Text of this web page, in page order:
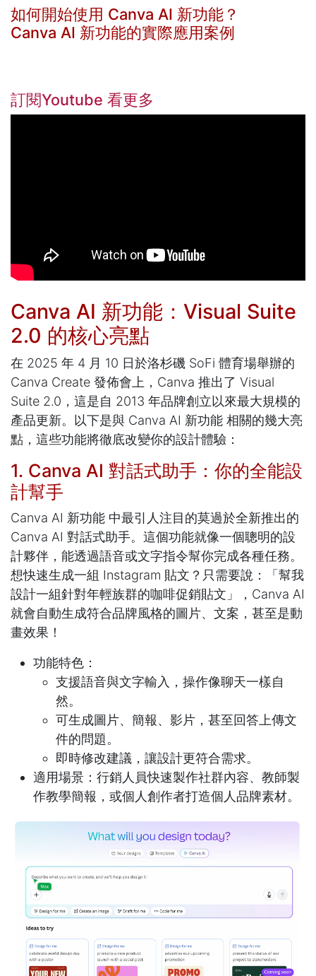
如何開始使用 Canva AI 新功能？
Canva AI 新功能的實際應用案例​
訂閱Youtube 看更多
Canva AI 新功能：Visual Suite
2.0 的核心亮點
在 2025 年 4 月 10 日於洛杉磯 SoFi 體育場舉辦的
Canva Create 發佈會上，Canva 推出了 Visual
Suite 2.0，這是自 2013 年品牌創立以來最大規模的
產品更新。以下是與 Canva AI 新功能 相關的幾大亮
點，這些功能將徹底改變你的設計體驗：
1. Canva AI 對話式助手：你的全能設
計幫手
Canva AI 新功能 中最引人注目的莫過於全新推出的
Canva AI 對話式助手。這個功能就像一個聰明的設
計夥伴，能透過語音或文字指令幫你完成各種任務。
想快速生成一組 Instagram 貼文？只需要說：「幫我
設計一組針對年輕族群的咖啡促銷貼文」，Canva AI
就會自動生成符合品牌風格的圖片、文案，甚至是動
畫效果！
功能特色：
支援語音與文字輸入，操作像聊天一樣自
然。
可生成圖片、簡報、影片，甚至回答上傳文
件的問題。
即時修改建議，讓設計更符合需求。
適用場景：行銷人員快速製作社群內容、教師製
作教學簡報，或個人創作者打造個人品牌素材。